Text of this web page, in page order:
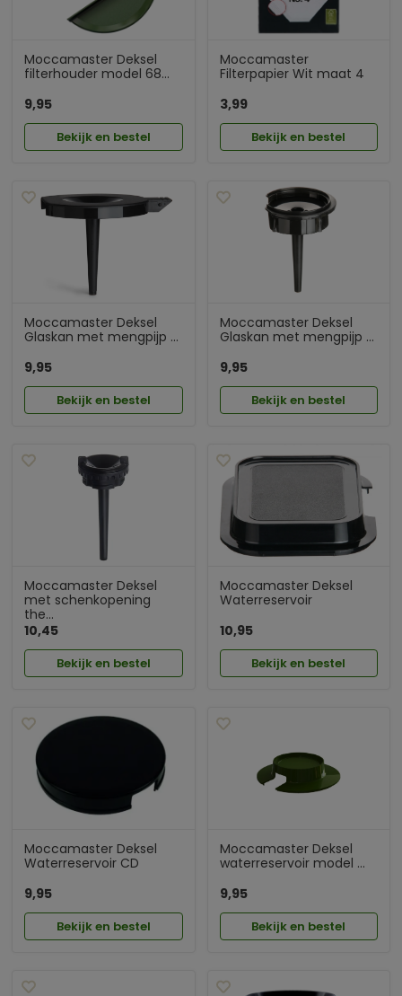
Moccamaster Deksel
filterhouder model 68...
9,95
Bekijk en bestel
Moccamaster
Filterpapier Wit maat 4
3,99
Bekijk en bestel
Moccamaster Deksel
Glaskan met mengpijp ...
9,95
Bekijk en bestel
Moccamaster Deksel
Glaskan met mengpijp ...
9,95
Bekijk en bestel
Moccamaster Deksel
met schenkopening
the...
10,45
Bekijk en bestel
Moccamaster Deksel
Waterreservoir
10,95
Bekijk en bestel
Moccamaster Deksel
Waterreservoir CD
9,95
Bekijk en bestel
Moccamaster Deksel
waterreservoir model ...
9,95
Bekijk en bestel